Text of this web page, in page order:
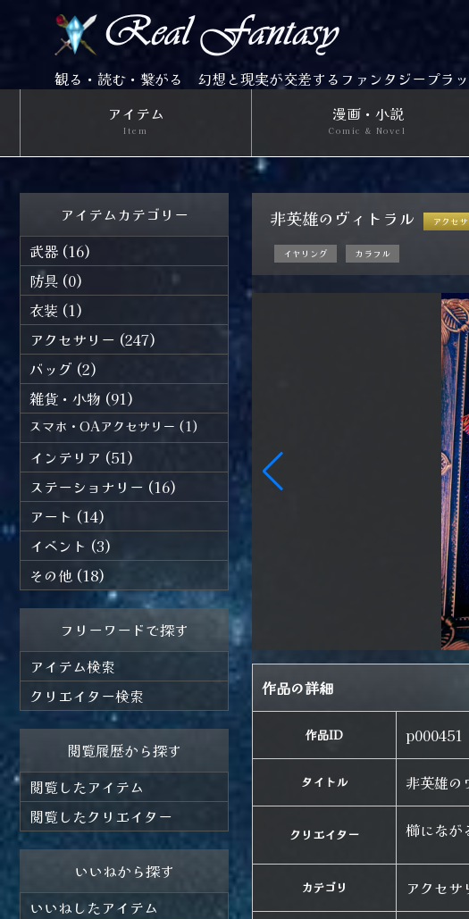
観る・読む・繋がる 幻想と現実が交差するファンタジープラ
アイテム
Item
漫画・小説
Comic & Novel
非英雄のヴィトラル アクセ
イヤリング カラフル
作品の詳細
作品ID p000451
タイトル 非英雄の
クリエイター 櫛になが
カテゴリ アクセサ
アイテムカテゴリー
武器 (16)
防具 (0)
衣装 (1)
アクセサリー (247)
バッグ (2)
雑貨・小物 (91)
スマホ・OAアクセサリー (1)
インテリア (51)
ステーショナリー (16)
アート (14)
イベント (3)
その他 (18)
フリーワードで探す
アイテム検索
クリエイター検索
閲覧履歴から探す
閲覧したアイテム
閲覧したクリエイター
いいねから探す
いいねしたアイテム